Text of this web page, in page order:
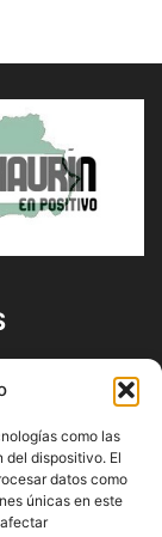
como las
dispositivo. El
datos como
únicas en este
Propiedad de
| Noticias de